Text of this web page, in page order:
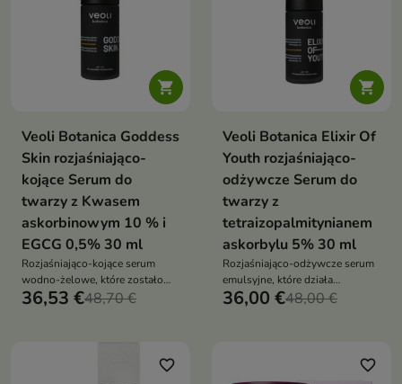

Veoli Botanica Goddess
Skin rozjaśniająco-
kojące Serum do
twarzy z Kwasem
askorbinowym 10 % i
EGCG 0,5% 30 ml
Rozjaśniająco-kojące serum
wodno-żelowe, które zostało
opracowane, by kompleksowo
36,53 €48,70 €

Veoli Botanica Elixir Of
Youth rozjaśniająco-
odżywcze Serum do
twarzy z
tetraizopalmitynianem
askorbylu 5% 30 ml
Rozjaśniająco-odżywcze serum
emulsyjne, które działa
wielokierunkowo na poprawę
36,00 €48,00 €
favorite_border favorite_border